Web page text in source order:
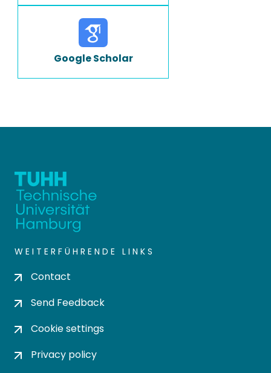
Google Scholar
WEITERFÜHRENDE LINKS
Contact
Send Feedback
Cookie settings
Privacy policy